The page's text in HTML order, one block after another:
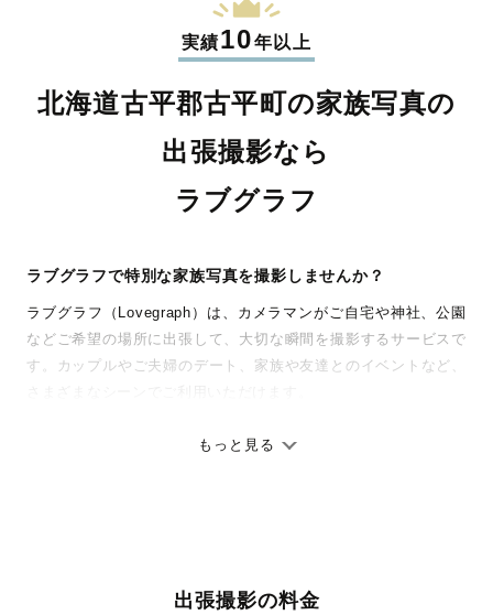
実績10年以上
北海道古平郡古平町の家族写真の
出張撮影なら
ラブグラフ
ラブグラフで特別な家族写真を撮影しませんか？
ラブグラフ（Lovegraph）は、カメラマンがご自宅や神社、公園
などご希望の場所に出張して、大切な瞬間を撮影するサービスで
す。カップルやご夫婦のデート、家族や友達とのイベントなど、
ありのままの空気感を大切に、何十年経っても見返したくなるよ
ィを身につけたプロのカメラマンが全国47都道府県に在籍してい
もっと見る
出張撮影の料金